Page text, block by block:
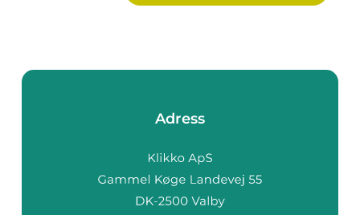
Adress